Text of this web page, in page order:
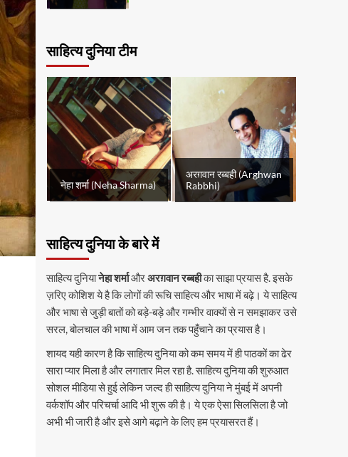
साहित्य दुनिया टीम
नेहा शर्मा (Neha Sharma)
अरग़वान रब्बही (Arghwan
Rabbhi)
साहित्य दुनिया के बारे में
साहित्य दुनियानेहा शर्माऔरअरग़वान रब्बहीका साझा प्रयास है. इसके
ज़रिए कोशिश ये है कि लोगों की रूचि साहित्य और भाषा में बढ़े। ये साहित्य
और भाषा से जुड़ी बातों को बड़े-बड़े और गम्भीर वाक्यों से न समझाकर उसे
सरल, बोलचाल की भाषा में आम जन तक पहुँचाने का प्रयास है।
शायद यही कारण है कि साहित्य दुनिया को कम समय में ही पाठकों का ढेर
सारा प्यार मिला है और लगातार मिल रहा है. साहित्य दुनिया की शुरुआत
सोशल मीडिया से हुई लेकिन जल्द ही साहित्य दुनिया ने मुंबई में अपनी
वर्कशॉप और परिचर्चा आदि भी शुरू की है। ये एक ऐसा सिलसिला है जो
अभी भी जारी है और इसे आगे बढ़ाने के लिए हम प्रयासरत हैं।